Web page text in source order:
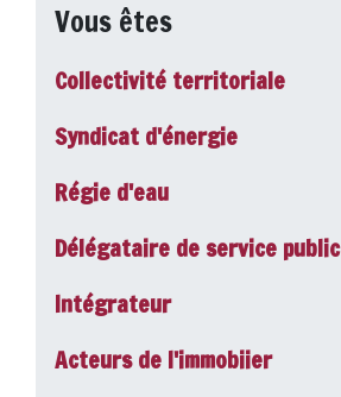
Vous êtes
Collectivité territoriale
Syndicat d'énergie
Régie d'eau
Délégataire de service public
Intégrateur
Acteurs de l'immobiier